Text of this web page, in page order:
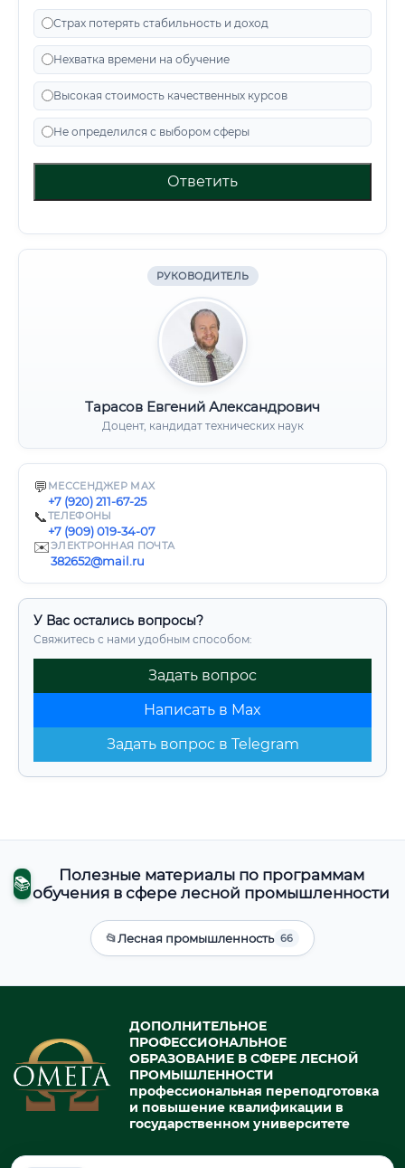
Страх потерять стабильность и доход
Нехватка времени на обучение
Высокая стоимость качественных курсов
Не определился с выбором сферы
Ответить
РУКОВОДИТЕЛЬ
Тарасов Евгений Александрович
Доцент, кандидат технических наук
💬 МЕССЕНДЖЕР MAX
+7 (920) 211-67-25
📞ТЕЛЕФОНЫ
+7 (909) 019-34-07
✉️ЭЛЕКТРОННАЯ ПОЧТА
382652@mail.ru
У Вас остались вопросы?
Свяжитесь с нами удобным способом:
Задать вопрос
Написать в Max
Задать вопрос в Telegram
📚
Полезные материалы по программам
обучения в сфере лесной промышленности
📂Лесная промышленность 66
ДОПОЛНИТЕЛЬНОЕ
ПРОФЕССИОНАЛЬНОЕ
ОБРАЗОВАНИЕ В СФЕРЕ ЛЕСНОЙ
ПРОМЫШЛЕННОСТИ
профессиональная переподготовка
и повышение квалификации в
государственном университете